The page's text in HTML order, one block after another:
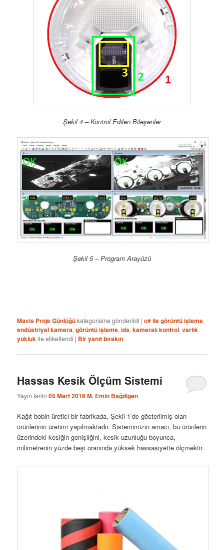
Şekil 4 – Kontrol Edilen Bileşenler
Şekil 5 – Program Arayüzü
Mavis Proje Günlüğükategorisine gönderildi |c# ile görüntü işleme,
endüstriyel kamera,görüntü işleme,ids,kameralı kontrol,varlık
yoklukile etiketlendi | Bir yanıt bırakın
Hassas Kesik Ölçüm Sistemi
Yayın tarihi05 Mart 2019M. Emin Bağdigen
Kağıt bobin üretici bir fabrikada, Şekil 1’de gösterilmiş olan
ürünlerinin üretimi yapılmaktadır. Sistemimizin amacı, bu ürünlerin
üzerindeki kesiğin genişliğini, kesik uzunluğu boyunca,
milimetrenin yüzde beşi oranında yüksek hassasiyette ölçmektir.